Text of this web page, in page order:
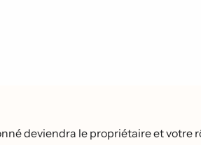
deviendra le propriétaire et votre